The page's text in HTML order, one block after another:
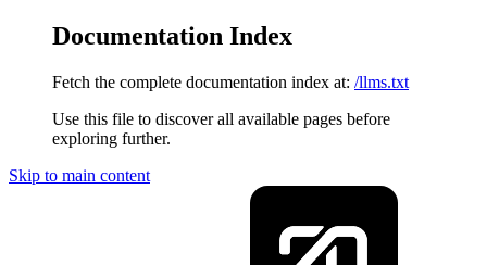
Documentation Index
Fetch the complete documentation index at: /llms.txt
Use this file to discover all available pages before
exploring further.
Skip to main content